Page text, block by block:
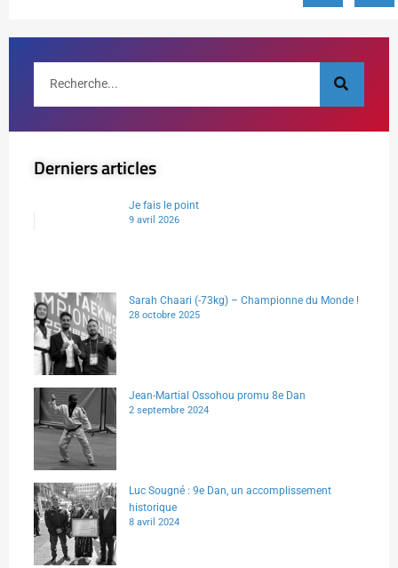
Derniers articles
Je fais le point
9 avril 2026
Sarah Chaari (-73kg) – Championne du Monde !
28 octobre 2025
Jean-Martial Ossohou promu 8e Dan
2 septembre 2024
Luc Sougné : 9e Dan, un accomplissement
historique
8 avril 2024